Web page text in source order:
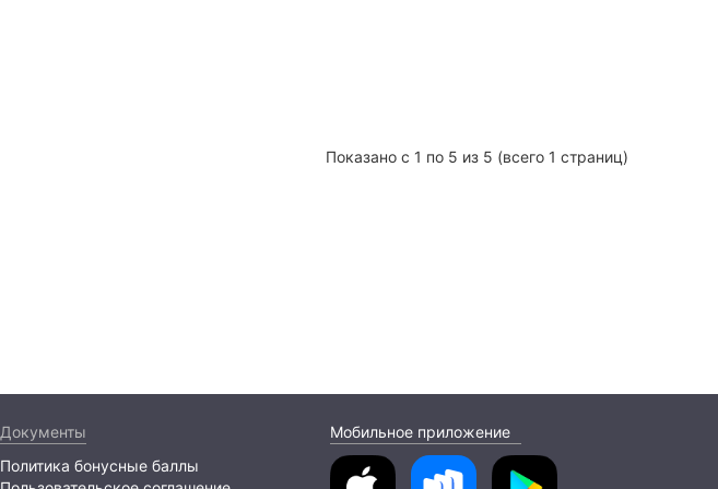
Показано с 1 по 5 из 5 (всего 1 страниц)
Документы
Политика бонусные баллы
Мобильное приложение